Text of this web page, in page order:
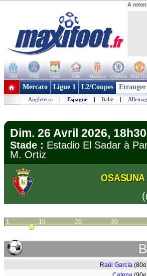
A
OM PSG Lyon Lille Monaco Chelsea Man
+ de clubs
Mercato Ligue 1 L2/Coupes Etranger
Angleterre | Espagne | Italie |
Dim. 26 Avril 2026,
Stade : Estadio El Sadar à
M. Ortiz
OSASUNA
1 10 20 30
Raúl García